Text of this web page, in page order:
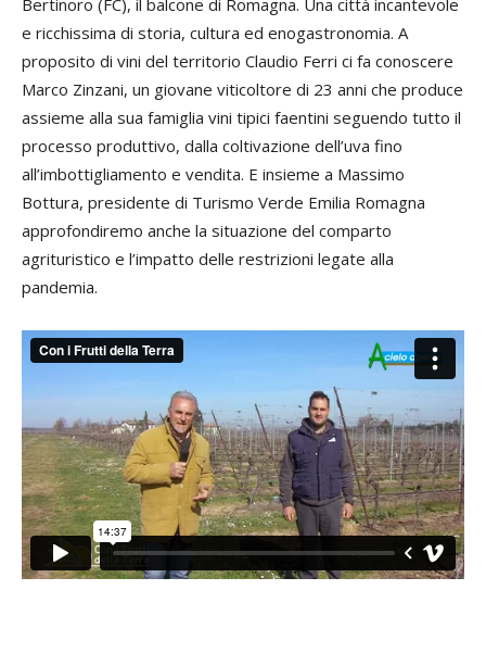
Bertinoro (FC), il balcone di Romagna. Una città incantevole
e ricchissima di storia, cultura ed enogastronomia. A
proposito di vini del territorio Claudio Ferri ci fa conoscere
Marco Zinzani, un giovane viticoltore di 23 anni che produce
assieme alla sua famiglia vini tipici faentini seguendo tutto il
processo produttivo, dalla coltivazione dell’uva fino
all’imbottigliamento e vendita. E insieme a Massimo
Bottura, presidente di Turismo Verde Emilia Romagna
approfondiremo anche la situazione del comparto
agrituristico e l’impatto delle restrizioni legate alla
pandemia.